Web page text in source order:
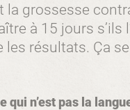
la grossesse
à 15 jours s’ils
les résultats. Ça
n’est pas la